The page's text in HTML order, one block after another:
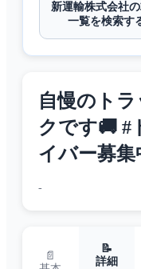
新運輸株式会社
一覧を検索す
自慢のトラ
クです🚚 #
イバー募集
-
📄
📝
詳細